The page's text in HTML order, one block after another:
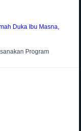
Duka Ibu Masna,
Program